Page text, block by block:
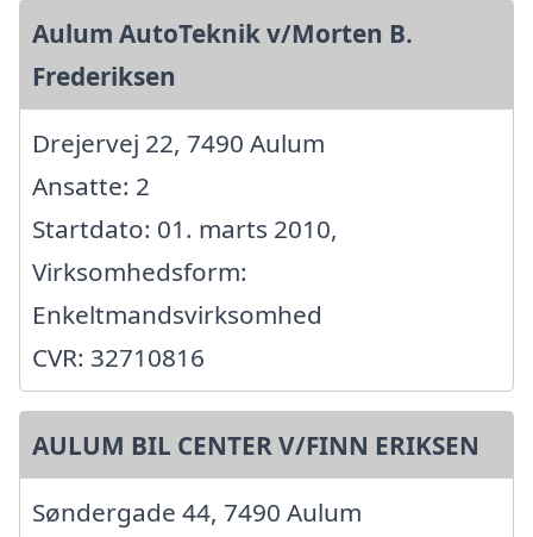
Aulum AutoTeknik v/Morten B.
Frederiksen
Drejervej 22, 7490 Aulum
Ansatte: 2
Startdato: 01. marts 2010,
Virksomhedsform:
Enkeltmandsvirksomhed
CVR: 32710816
AULUM BIL CENTER V/FINN ERIKSEN
Søndergade 44, 7490 Aulum